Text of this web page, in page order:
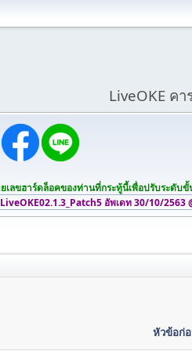
LiveOKE คา
เลขฮาร์ดล็อคของท่านที่กระทู้นี้เพื่อปรับระดับ
อัพเดท 30/10/2563
หัวข้อก่